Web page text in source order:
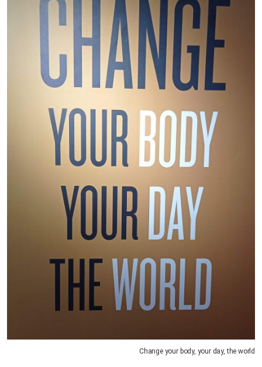
Change your body, your day, the world